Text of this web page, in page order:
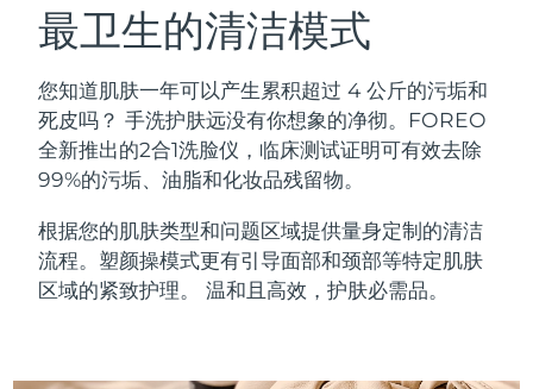
最卫生的清洁模式
您知道肌肤一年可以产生累积超过 4 公斤的污垢和
死皮吗？ 手洗护肤远没有你想象的净彻。FOREO
全新推出的2合1洗脸仪，临床测试证明可有效去除
99%的污垢、油脂和化妆品残留物。
根据您的肌肤类型和问题区域提供量身定制的清洁
流程。塑颜操模式更有引导面部和颈部等特定肌肤
区域的紧致护理。 温和且高效，护肤必需品。
面部清洁
LUNA™ 4 套装
Anti-aging massage
LUNA™ 4 Plus
紧致提拉
BEAR™ 2 套装
Microcurrent toning
BEAR™ 2 go
补水保湿
UFO™ 3 套装
口腔护理
issa™ 4
奥地利 预计送达日期
比利时 预计送达日期 09/08/2026
百慕大 预计送达日期
波斯尼亚和黑塞哥维那 预计送达日期12/08/2026
文莱 预计送达日期14/08/2026